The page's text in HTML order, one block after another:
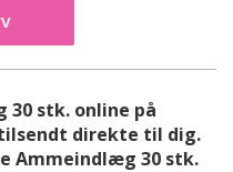
30 stk. online på
direkte til dig.
Ammeindlæg 30 stk.